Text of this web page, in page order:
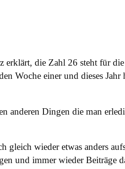
erklärt, die Zahl 26 steht für
Woche einer und dieses Jahr
anderen Dingen die man
gleich wieder etwas anders
und immer wieder Beiträge